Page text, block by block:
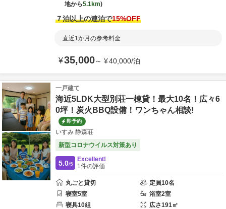
地から5.1km
７泊以上の連泊で15%OFF
直近1か月の参考料金
¥35,000～ ¥40,000/泊
一戸建て
海近5LDK大型別荘一棟貸！最大10名！広々6
0坪！炭火BBQ設備！ワンちゃん相談!
即予約
いすみ 静森荘
新型コロナウイルス対策あり
5.0/5
Excellent!
1件の評価
丸ごと貸切 定員10名
寝室5室 浴室2室
寝具10組 広さ191㎡